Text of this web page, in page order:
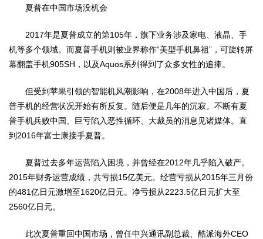
夏普在中国市场没机会
2017年是夏普成立的第105年，旗下业务涉及家电、液晶、手
机等多个领域。而夏普手机则被业界称作“美型手机鼻祖”，可旋转屏
幕翻盖手机905SH，以及Aquos系列得到了众多女性的追捧。
但受到苹果引领的智能机风潮影响，在2008年进入中国后，夏
普手机的经营状况开始有所反复。随后便是几年的沉寂。不断有夏
普手机兵败中国、巨亏陷入恶性循环、大裁员的消息见诸媒体。直
到2016年富士康接手夏普。
夏普过去多年运营陷入困境，并曾经在2012年几乎陷入破产。
2015年财务运营成绩，共亏损15亿美元。经营亏损从2015年三月份
的481亿日元激增至1620亿日元。净亏损从2223.5亿日元扩大至
2560亿日元。
此次夏普重回中国市场，曾任中兴通讯副总裁、酷派海外CEO